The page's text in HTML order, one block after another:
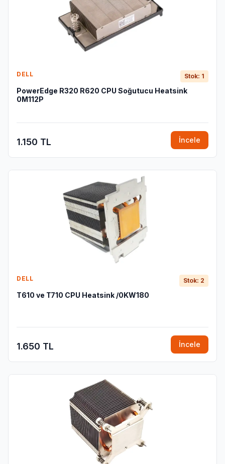
DELL Stok: 1
PowerEdge R320 R620 CPU Soğutucu Heatsink
0M112P
1.150 TL İncele
DELL Stok: 2
T610 ve T710 CPU Heatsink /0KW180
1.650 TL İncele